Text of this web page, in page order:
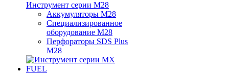
Инструмент серии M28
Аккумуляторы M28
Специализированное
оборудование M28
Перфораторы SDS Plus
M28